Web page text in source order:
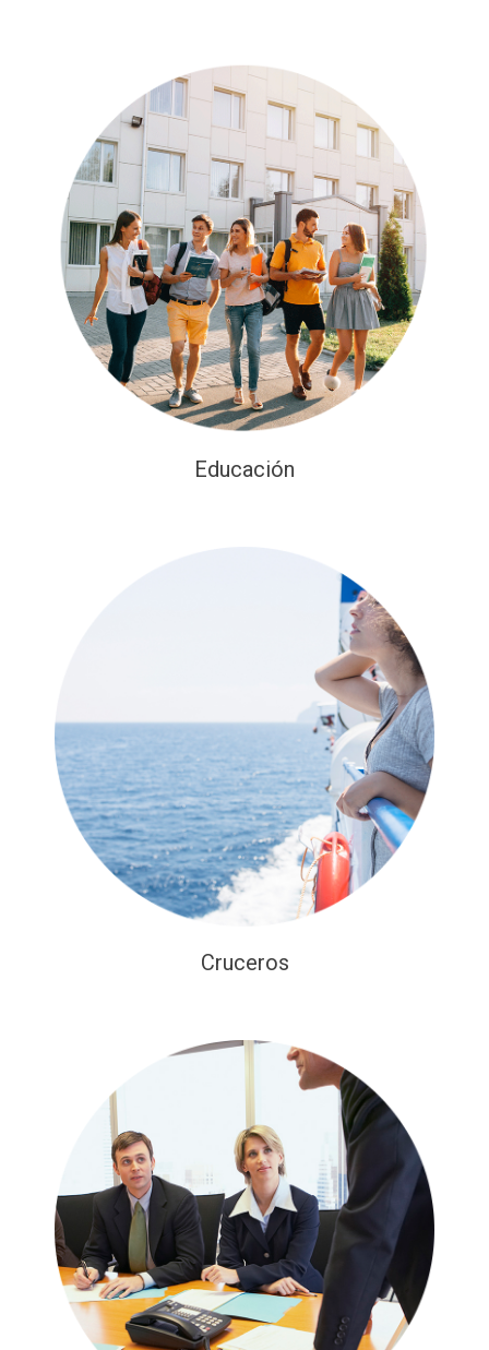
Educación
Cruceros